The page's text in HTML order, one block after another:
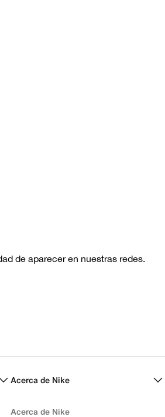
Acerca de Nike
Acerca de Nike